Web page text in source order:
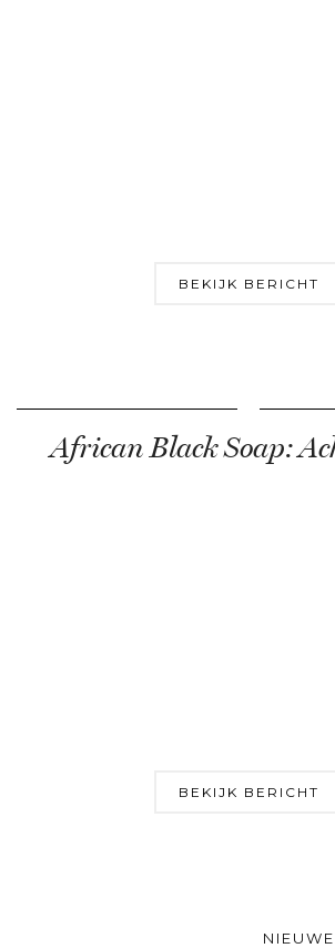
BEKIJK BERICHT
African Black Soap:
BEKIJK BERICHT